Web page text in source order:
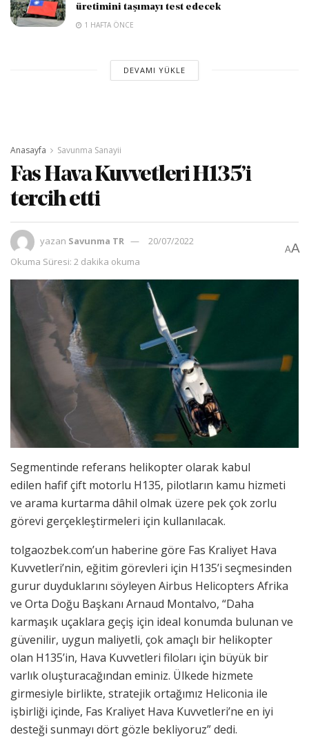
üretimini taşımayı test edecek
1 HAFTA ÖNCE
DEVAMI YÜKLE
Anasayfa Savunma Sanayii
Fas Hava Kuvvetleri H135’i
tercih etti
yazan Savunma TR
20/07/2022
Okuma Süresi: 2 dakika okuma
AA
Segmentinde referans helikopter olarak kabul
edilen hafif çift motorlu H135, pilotların kamu hizmeti
ve arama kurtarma dâhil olmak üzere pek çok zorlu
görevi gerçekleştirmeleri için kullanılacak.
tolgaozbek.com’un haberine göre Fas Kraliyet Hava
Kuvvetleri’nin, eğitim görevleri için H135’i seçmesinden
gurur duyduklarını söyleyen Airbus Helicopters Afrika
ve Orta Doğu Başkanı Arnaud Montalvo, “Daha
karmaşık uçaklara geçiş için ideal konumda bulunan ve
güvenilir, uygun maliyetli, çok amaçlı bir helikopter
olan H135’in, Hava Kuvvetleri filoları için büyük bir
varlık oluşturacağından eminiz. Ülkede hizmete
girmesiyle birlikte, stratejik ortağımız Heliconia ile
işbirliği içinde, Fas Kraliyet Hava Kuvvetleri’ne en iyi
desteği sunmayı dört gözle bekliyoruz” dedi.